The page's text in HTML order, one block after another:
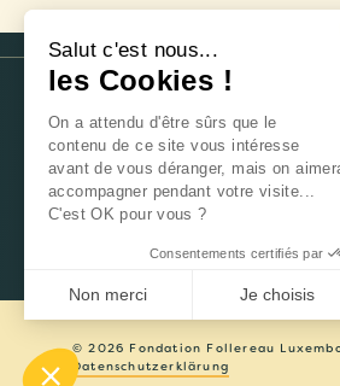
Fehler:
© 2026 Fondation Follereau
Datenschutzerklärung
Salut c'est nous...
les Cookies !
On a attendu d'être sûrs que le
contenu de ce site vous intéresse
avant de vous déranger, mais on
accompagner pendant votre visite...
C'est OK pour vous ?
Consentements certifiés par
Non merci Je choisis
Plateforme de Gestion du